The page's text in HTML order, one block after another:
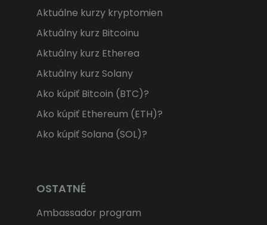
Aktuálne kurzy kryptomien
Aktuálny kurz Bitcoinu
Aktuálny kurz Etherea
Aktuálny kurz Solany
Ako kúpiť Bitcoin (BTC)?
Ako kúpiť Ethereum (ETH)?
Ako kúpiť Solana (SOL)?
OSTATNÉ
Ambassador program